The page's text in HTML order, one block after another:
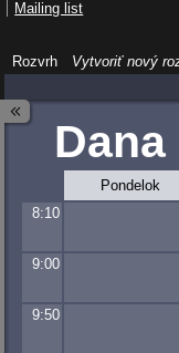
Pondelok
8:10
9:00
9:50
Rozvrh Vytvoriť nový
Mailing list